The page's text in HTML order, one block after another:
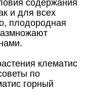
содержания
и для всех
плодородная
клематис
по
горный